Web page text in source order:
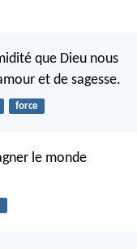
que Dieu nous
et de sagesse.
force
le monde